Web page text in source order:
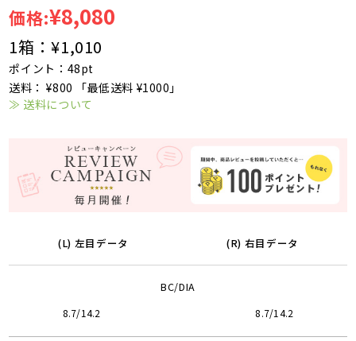
価格:¥8,080
1箱：¥1,010
ポイント：48pt
送料： ¥800 「最低送料 ¥1000」
≫ 送料について
(L) 左目データ (R) 右目データ
BC/DIA
8.7/14.2 8.7/14.2